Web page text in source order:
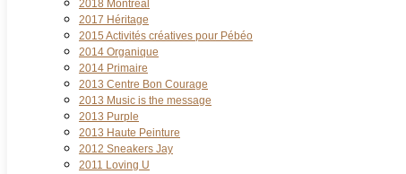
2018 Montréal
2017 Héritage
2015 Activités créatives pour Pébéo
2014 Organique
2014 Primaire
2013 Centre Bon Courage
2013 Music is the message
2013 Purple
2013 Haute Peinture
2012 Sneakers Jay
2011 Loving U